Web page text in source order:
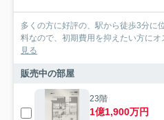
多くの方に好評の、駅から徒歩3分に
料なので、初期費用を抑えたい方に
見る
販売中の部屋
23階
1億1,900万円